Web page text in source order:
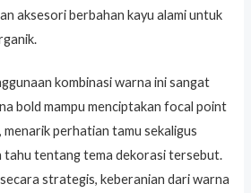
aksesori berbahan kayu alami untuk
kombinasi warna ini sangat
bold mampu menciptakan focal point
menarik perhatian tamu sekaligus
tahu tentang tema dekorasi tersebut.
strategis, keberanian dari warna